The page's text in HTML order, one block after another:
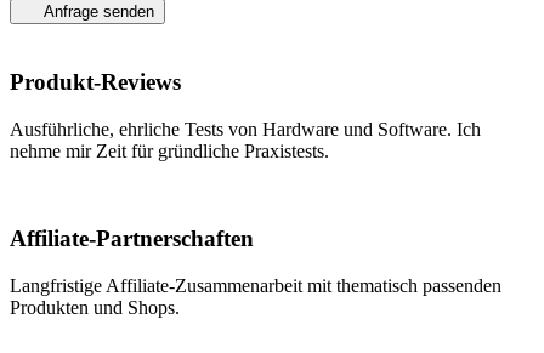
Anfrage senden
Produkt-Reviews
Ausführliche, ehrliche Tests von Hardware und Software. Ich
nehme mir Zeit für gründliche Praxistests.
Affiliate-Partnerschaften
Langfristige Affiliate-Zusammenarbeit mit thematisch passenden
Produkten und Shops.